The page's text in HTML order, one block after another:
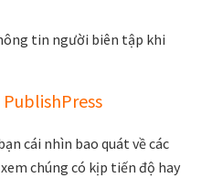
tin người biên tập khi
cái nhìn bao quát về các
chúng có kịp tiến độ hay